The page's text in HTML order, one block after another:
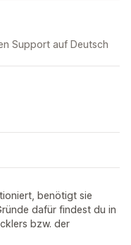
Support auf Deutsch
benötigt sie
dafür findest du in
bzw. der